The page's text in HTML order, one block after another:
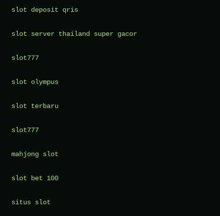
slot deposit qris
slot server thailand super gacor
slot777
slot olympus
slot terbaru
slot777
mahjong slot
slot bet 100
situs slot